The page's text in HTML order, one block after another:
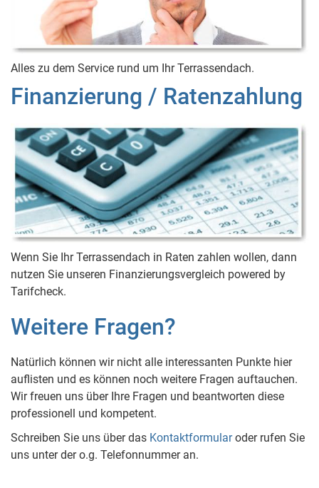
Alles zu dem Service rund um Ihr Terrassendach.
Finanzierung / Ratenzahlung
Wenn Sie Ihr Terrassendach in Raten zahlen wollen, dann
nutzen Sie unseren Finanzierungsvergleich powered by
Tarifcheck.
Weitere Fragen?
Natürlich können wir nicht alle interessanten Punkte hier
auflisten und es können noch weitere Fragen auftauchen.
Wir freuen uns über Ihre Fragen und beantworten diese
professionell und kompetent.
Schreiben Sie uns über das Kontaktformularoder rufen Sie
uns unter der o.g. Telefonnummer an.